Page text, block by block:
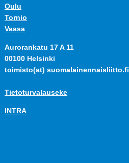
Oulu
Tornio
Vaasa
Aurorankatu 17 A 11
00100 Helsinki
toimisto(at) suomalainennaisliitto.fi
Tietoturvalauseke
INTRA